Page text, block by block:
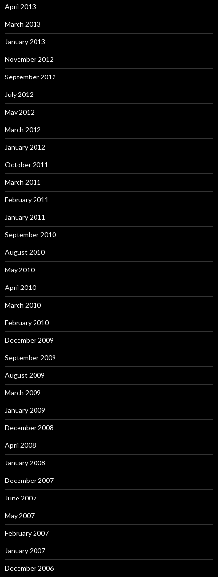
April 2013
March 2013
January 2013
November 2012
September 2012
July 2012
May 2012
March 2012
January 2012
October 2011
March 2011
February 2011
January 2011
September 2010
August 2010
May 2010
April 2010
March 2010
February 2010
December 2009
September 2009
August 2009
March 2009
January 2009
December 2008
April 2008
January 2008
December 2007
June 2007
May 2007
February 2007
January 2007
December 2006